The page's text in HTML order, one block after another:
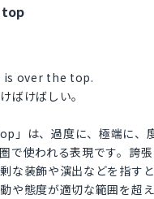
top
is over the top.
ばけばしい。
」は、過度に、極端に、
で使われる表現です。誇
な装飾や演出などを指す
や態度が適切な範囲を超